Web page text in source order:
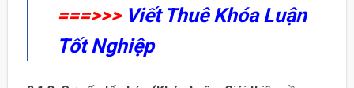
===>>> Viết Thuê Khóa Luận
Tốt Nghiệp